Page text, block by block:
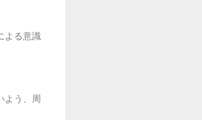
よる意識
よう、周